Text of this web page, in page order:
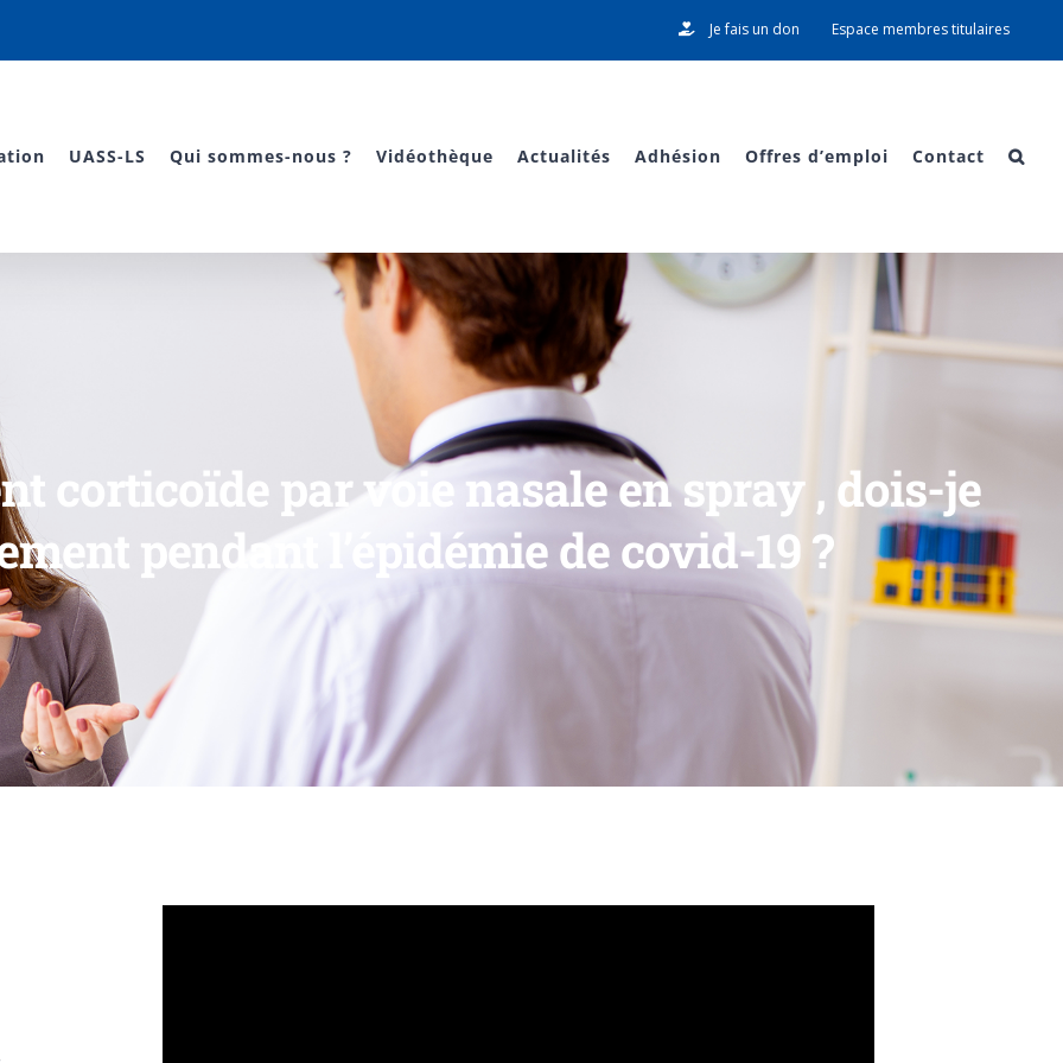
Je fais un don Espace membres titulaires
UASS-LS Qui sommes-nous ? Vidéothèque Actualités Adhésion Offres d’emploi Contact
corticoïde par voie nasale en spray , dois-je
pendant l’épidémie de covid-19 ?